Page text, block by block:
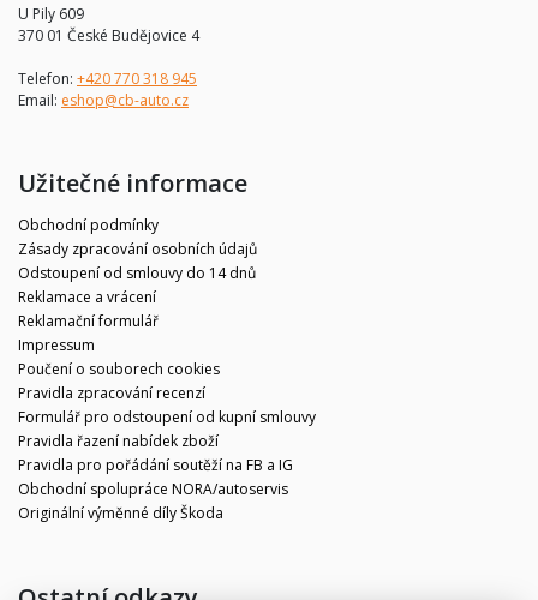
U Pily 609
370 01 České Budějovice 4
Telefon: +420 770 318 945
Email: eshop@cb-auto.cz
Užitečné informace
Obchodní podmínky
Zásady zpracování osobních údajů
Odstoupení od smlouvy do 14 dnů
Reklamace a vrácení
Reklamační formulář
Impressum
Poučení o souborech cookies
Pravidla zpracování recenzí
Formulář pro odstoupení od kupní smlouvy
Pravidla řazení nabídek zboží
Pravidla pro pořádání soutěží na FB a IG
Obchodní spolupráce NORA/autoservis
Originální výměnné díly Škoda